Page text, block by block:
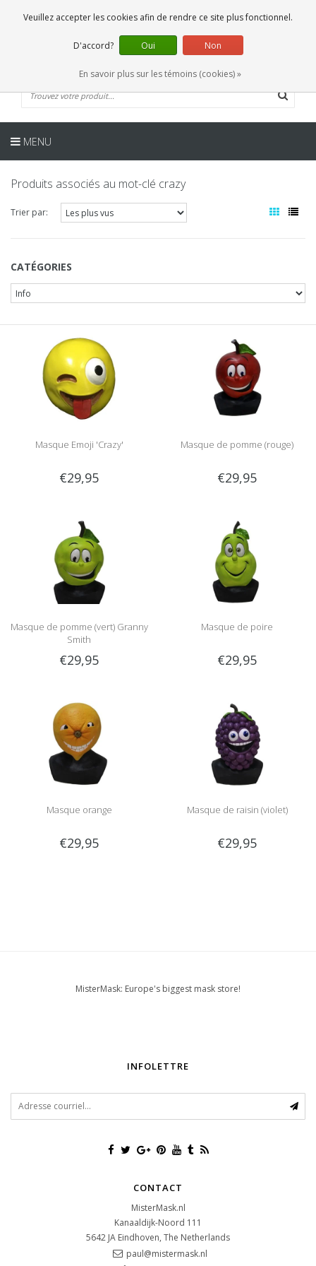
0 Articles
FR
MENU
Produits associés au mot-clé crazy
Trier par:
CATÉGORIES
Masque Emoji 'Crazy'
€29,95
Masque de pomme (rouge)
€29,95
Masque de pomme (vert) Granny
Smith
€29,95
Masque de poire
€29,95
Masque orange
€29,95
Masque de raisin (violet)
€29,95
MisterMask: Europe's biggest mask store!
INFOLETTRE
CONTACT
MisterMask.nl
Kanaaldijk-Noord 111
5642 JA Eindhoven, The Netherlands
paul@mistermask.nl
Veuillez accepter les cookies afin de rendre ce site plus fonctionnel.
D'accord? Oui Non
En savoir plus sur les témoins (cookies) »